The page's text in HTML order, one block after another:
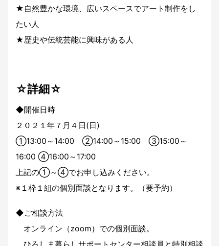
★自然豊かな環境、広いスペースでアート制作をし
たい人
★歴史や伝統芸能に興味がある人
☆詳細☆
◆開催日時
２０２１年７月４日(日)
①13:00～14:00 ②14:00～15:00 ③15:00～
16:00 ④16:00～17:00
上記の①～④でお申し込みください。
※１枠１組の個別面談となります。（要予約）
◆ご相談方法
オンライン（zoom）での個別面談。